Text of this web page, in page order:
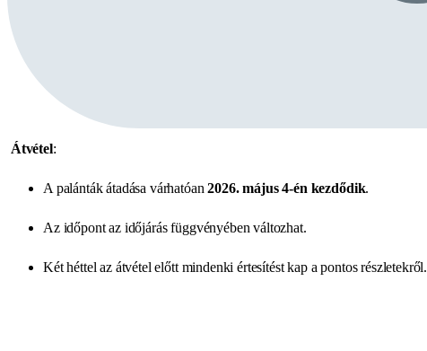
Átvétel:
A palánták átadása várhatóan2026. május 4-én kezdődik.
Az időpont az időjárás függvényében változhat.
Két héttel az átvétel előtt mindenki értesítést kap a pontos részletekről.